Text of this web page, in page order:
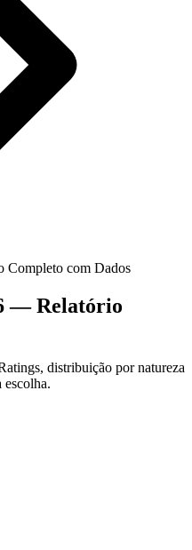
Completo com Dados
— Relatório
distribuição por natureza
escolha.